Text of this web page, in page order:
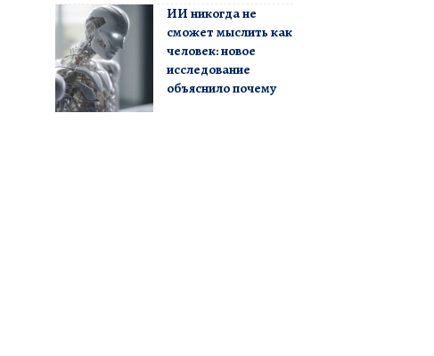
ИИ никогда не
сможет мыслить как
человек: новое
исследование
объяснило почему